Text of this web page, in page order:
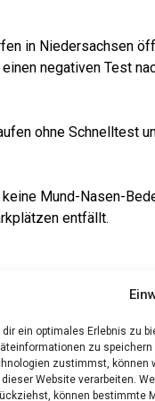
dir ein optimales Erlebnis zu
zu
zustimmst, können
dieser Website verarbeiten.
können bestimmte
in Nie­der­sach­sen
nega­ti­ven Test
ohne Schnell­test
Mund-Nasen-
entfällt.
und Clubs dür­fen
etc. ist
oder
ist sowohl in